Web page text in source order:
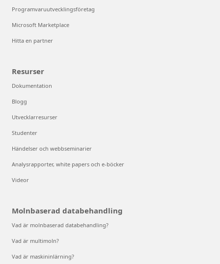
Programvaruutvecklingsföretag
Microsoft Marketplace
Hitta en partner
Resurser
Dokumentation
Blogg
Utvecklarresurser
Studenter
Händelser och webbseminarier
Analysrapporter, white papers och e-böcker
Videor
Molnbaserad databehandling
Vad är molnbaserad databehandling?
Vad är multimoln?
Vad är maskininlärning?